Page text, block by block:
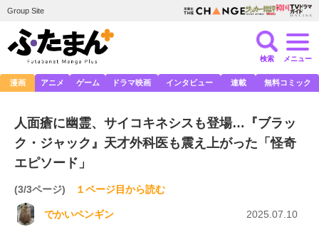
Group Site
検索 メニュー
漫画 アニメ ゲーム ドラマ映画 インタビュー 連載 無料コミック
人面瘡に幽霊、サイコキネシスも登場…『ブラッ
ク・ジャック』天才外科医も震え上がった「怪奇
エピソード」
(3/3ページ) １ページ目から読む
でかいペンギン 2025.07.10